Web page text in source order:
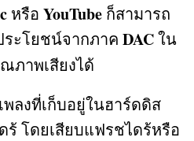
หรือ YouTube ก็สามารถ
ระโยชน์จากภาค DACใน
ภาพเสียงได้
ลงที่เก็บอยู่ในฮาร์ดดิส
โดยเสียบแฟรชไดร้หรือ